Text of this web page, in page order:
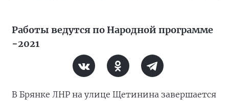
Работы ведутся по Народной программе
−2021
В Брянке ЛНР на улице Щетинина завершается